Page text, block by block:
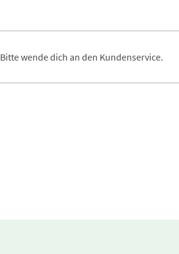
Bitte wende dich an den Kundenservice.